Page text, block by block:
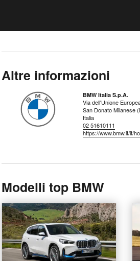
Altre informazioni
BMW Italia S.p.A.
Via dell'Unione
San Donato Milanese
Italia
02 51610111
https://www.bmw.it/it/
Modelli top BMW